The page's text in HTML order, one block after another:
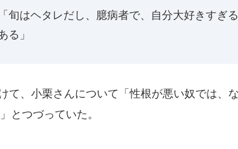
「旬はヘタレだし、臆病者で、自分大好きすぎ
る」
て、小栗さんについて「性根が悪い奴では、
とつづっていた。